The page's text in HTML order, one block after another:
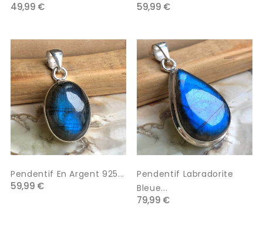
49,99 € 59,99 €
Pendentif En Argent 925...
59,99 €
Pendentif Labradorite
Bleue...
79,99 €